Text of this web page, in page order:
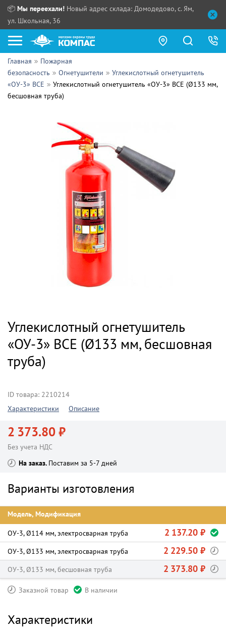
📦 Мы переехали! Новый адрес склада: Домодедово, с. Ям,
ул. Школьная, 36
Как купить?
Прайс-листы
Выдача продукции:
Главная
Пожарная
безопасность
Огнетушители
Углекислотный огнетушитель
«ОУ-3» ВСЕ
Углекислотный огнетушитель «ОУ-3» ВСЕ (Ø133 мм,
бесшовная труба)
Углекислотный огнетушитель
«ОУ-3» ВСЕ (Ø133 мм, бесшовная
труба)
ID товара: 2210214
Характеристики
Описание
2 373.80 ₽
Без учета НДС
На заказ Поставим за 5-7 дней
Варианты изготовления
Модель, Модификация
ОУ-3, Ø114 мм, электросварная труба 2 137.20 ₽
ОУ-3, Ø133 мм, электросварная труба 2 229.50 ₽
ОУ-3, Ø133 мм, бесшовная труба 2 373.80 ₽
Заказной товар В наличии
Характеристики